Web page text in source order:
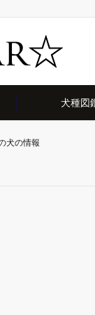
犬種図
犬の情報